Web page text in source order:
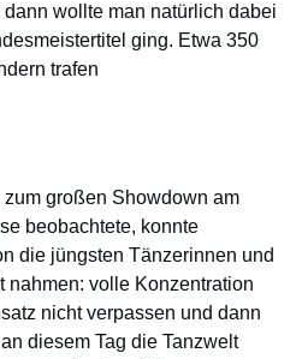
wollte man natürlich dabei
ging. Etwa 350
trafen
zum großen Showdown am
beobachtete, konnte
die jüngsten Tänzerinnen und
nahmen: volle Konzentration
nicht verpassen und dann
diesem Tag die Tanzwelt